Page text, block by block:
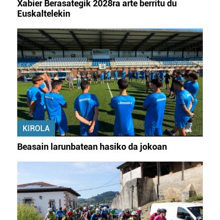
Xabier Berasategik 2028ra arte berritu du
Euskaltelekin
KIROLA
Beasain larunbatean hasiko da jokoan